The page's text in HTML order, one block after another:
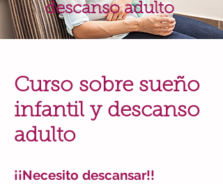
descanso adulto
Curso sobre sueño
infantil y descanso
adulto
¡¡Necesito descansar!!